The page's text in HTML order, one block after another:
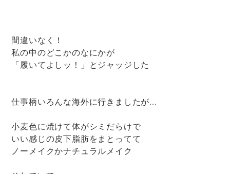
間違いなく！
私の中のどこかのなにかが
「履いてよしッ！」とジャッジした
仕事柄いろんな海外に行きましたが...
小麦色に焼けて体がシミだらけで
いい感じの皮下脂肪をまとってて
ノーメイクかナチュラルメイク